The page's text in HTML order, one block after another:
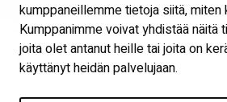
kumppaneillemme tietoja siitä,
Kumppanimme voivat yhdistää näitä
joita olet antanut heille tai joita on
käyttänyt heidän palvelujaan.
Seuraa meitä